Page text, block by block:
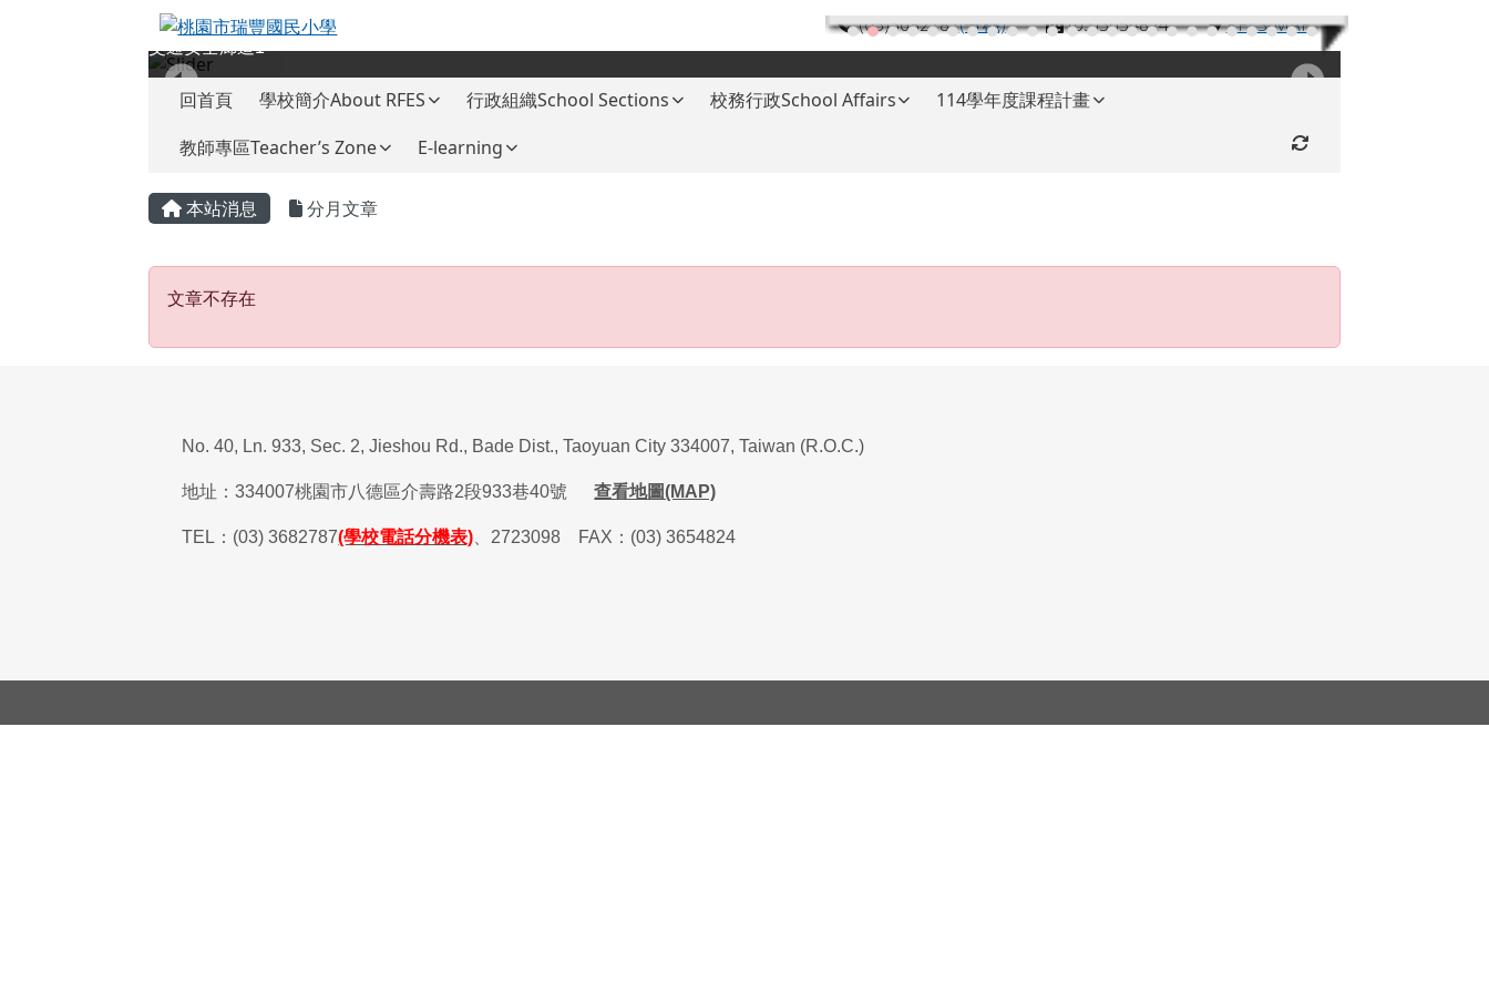
桃園市瑞豐國民小學 (03)3682787(分機) (03)3654824 RFES-MAP
交通安全廊道1
回首頁 學校簡介About RFES 行政組織School Sections 校務行政School Affairs
114學年度課程計畫
教師專區Teacher’s Zone
E-learning 重新取得佈景設定
主內容區域
本站消息 分月文章
文章不存在
文章不存在
No. 40, Ln. 933, Sec. 2, Jieshou Rd., Bade Dist., Taoyuan City 334007, Taiwan (R.O.C.)
地址：334007桃園市八德區介壽路2段933巷40號 查看地圖(MAP)
TEL ： (03) 3682787(學校電話分機表) 2723098 FAX ： (03) 3654824